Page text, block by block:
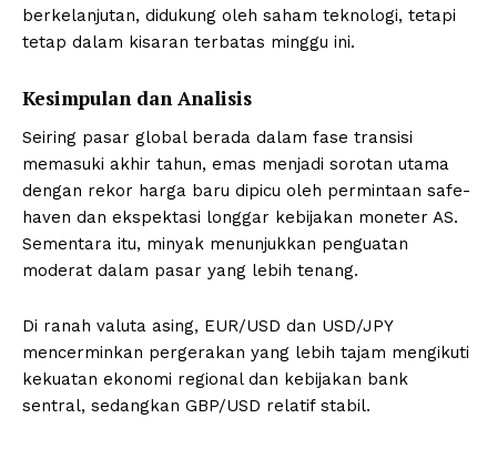
berkelanjutan, didukung oleh saham teknologi, tetapi
tetap dalam kisaran terbatas minggu ini.
Kesimpulan dan Analisis
Seiring pasar global berada dalam fase transisi
memasuki akhir tahun, emas menjadi sorotan utama
dengan rekor harga baru dipicu oleh permintaan safe-
haven dan ekspektasi longgar kebijakan moneter AS.
Sementara itu, minyak menunjukkan penguatan
moderat dalam pasar yang lebih tenang.
Di ranah valuta asing, EUR/USD dan USD/JPY
mencerminkan pergerakan yang lebih tajam mengikuti
kekuatan ekonomi regional dan kebijakan bank
sentral, sedangkan GBP/USD relatif stabil.